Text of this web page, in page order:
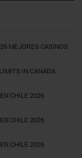
MEJORES CASINOS
IN CANADA
CHILE 2026
CHILE 2026
CHILE 2026